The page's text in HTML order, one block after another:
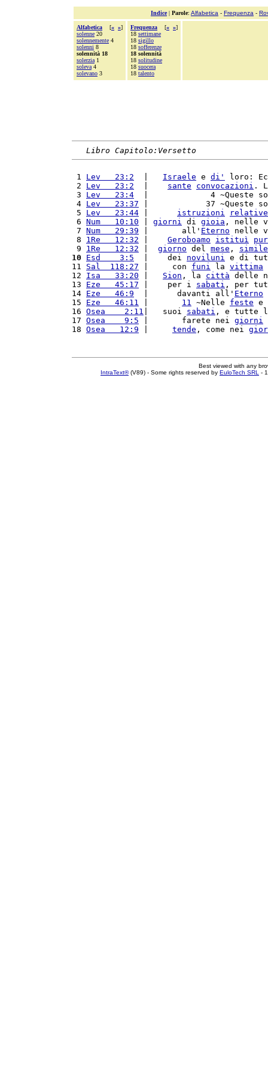
Indice| Parole: Alfabetica - Frequenza -
Alfabetica [« »]
solenne 20
solennemente 4
solenni 8
solennità 18
solerzia 1
soleva 4
solevano 3
Frequenza [« »]
18 settimane
18 sigillo
18 sofferenze
18 solennità
18 solitudine
18 suocera
18 talento
Libro Capitolo:Versetto
1 Lev   23:2 Israele e di'
loro:
2 Lev   23:2 sante convocazioni .
3 Lev   23:4
|             4 ~Queste
4 Lev   23:37 |            37 ~Queste
5 Lev   23:44 istruzioni
relative
6 Num   10:10 giorni di gioia , nelle
7 Num   29:39 |       all' Eterno nelle
8 1Re   12:32 Geroboamo istituì
9 1Re   12:32 giorno del mese , simile
10
Esd    3:5
  |    dei
noviluni e di
11 Sal  118:27 |     con funi la vittima
12 Isa   33:20 Sion , la città delle
13 Eze   45:17 |    per i sabati , per
14 Eze   46:9
  |      davanti all'
Eterno
15 Eze   46:11 11 ~Nelle feste e
16 Osea    2:11 |   suoi sabati , e tutte
17 Osea    9:5 |       farete nei giorni
18 Osea   12:9 tende , come nei
Best viewed with any
IntraText®(V89) - Some rights reserved by EuloTech SRL -